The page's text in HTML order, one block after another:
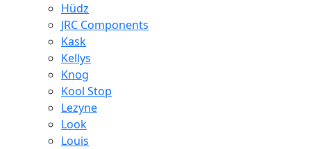
Hüdz
JRC Components
Kask
Kellys
Knog
Kool Stop
Lezyne
Look
Louis